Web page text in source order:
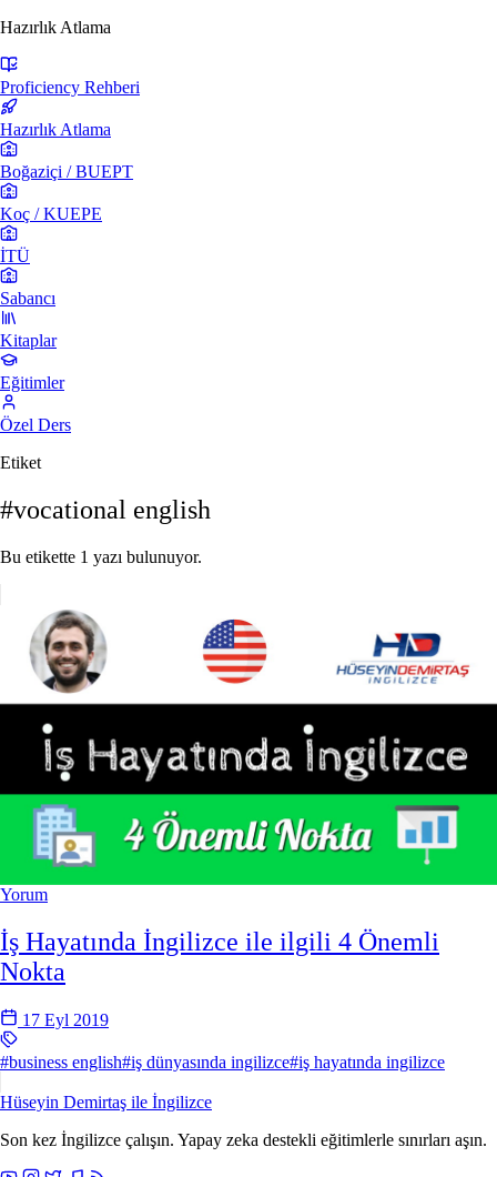
Hazırlık Atlama
Proficiency Rehberi
Hazırlık Atlama
Boğaziçi / BUEPT
Koç / KUEPE
İTÜ
Sabancı
Kitaplar
Eğitimler
Özel Ders
Etiket
#vocational english
Bu etikette 1 yazı bulunuyor.
Yorum
İş Hayatında İngilizce ile ilgili 4 Önemli
Nokta
17 Eyl 2019
#business english#iş dünyasında ingilizce#iş hayatında ingilizce
Hüseyin Demirtaş ile İngilizce
Son kez İngilizce çalışın. Yapay zeka destekli eğitimlerle sınırları aşın.